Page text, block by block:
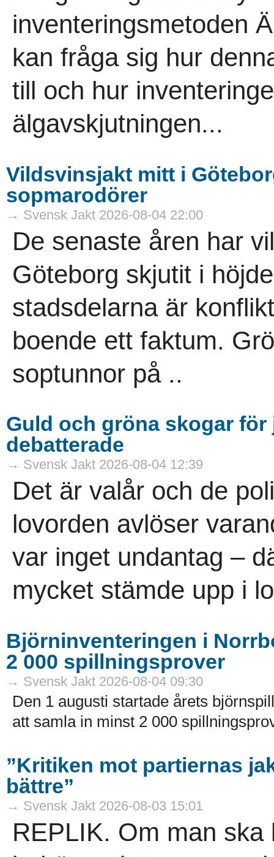
inventeringsmetoden
kan fråga sig hur
till och hur
älgavskjutningen...
Vildsvinsjakt mitt i
sopmarodörer
→ Svensk Jakt 2026-08-04 22:00
De senaste åren har
Göteborg skjutit i
stadsdelarna är
boende ett faktum.
soptunnor på ..
Guld och gröna skogar
debatterade
→ Svensk Jakt 2026-08-04 12:39
Det är valår och de
lovorden avlöser
var inget undantag –
mycket stämde upp i
Björninventeringen i
2 000 spillningsprover
→ Svensk Jakt 2026-08-04 09:30
Den 1 augusti startade årets
att samla in minst 2 000
”Kritiken mot partiernas
bättre”
→ Svensk Jakt 2026-08-03 15:01
REPLIK. Om man